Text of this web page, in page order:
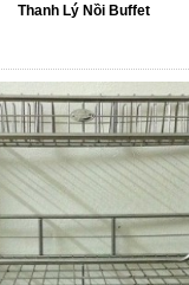
Thanh Lý Nồi Buffet